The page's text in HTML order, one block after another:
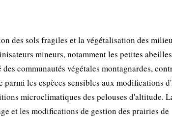
des sols fragiles et la végétalisation des
mineurs, notamment les petites abeilles
communautés végétales montagnardes,
les espèces sensibles aux modifications
microclimatiques des pelouses d'altitude.
et les modifications de gestion des prairies de